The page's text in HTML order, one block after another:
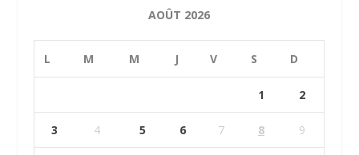
AOÛT 2026
L M M J V S D
1 2
3 4 5 6 7 8 9